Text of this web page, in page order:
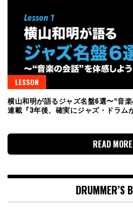
LESSON
横山和明が語るジャズ名盤6選〜“音
連載『3年後、確実にジャズ・ドラム
READ MORE
DRUMMER’S